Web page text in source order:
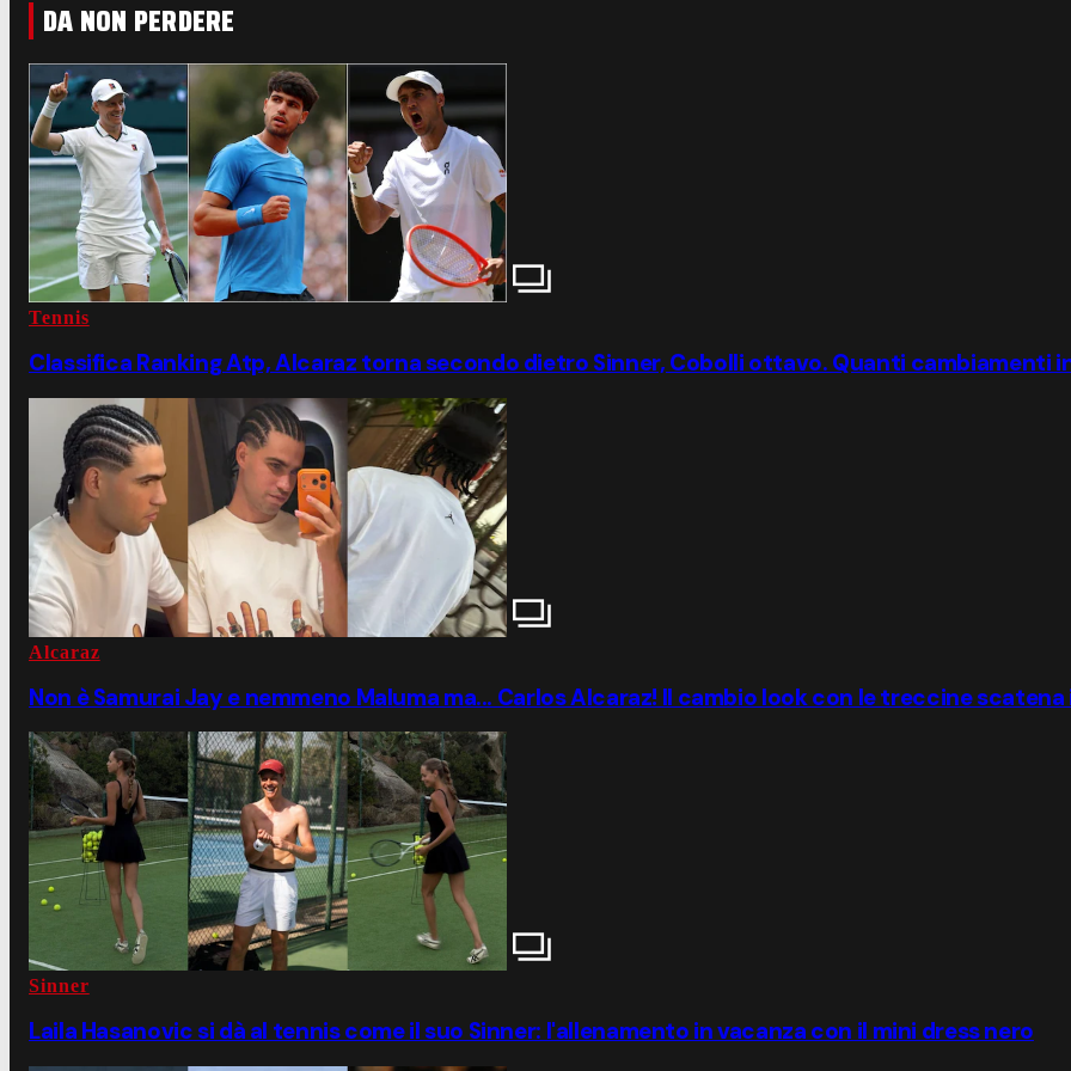
DA NON PERDERE
Tennis
Classifica Ranking Atp, Alcaraz torna secondo dietro Sinner, Cobolli ottavo. Quanti cambiamenti
Alcaraz
Non è Samurai Jay e nemmeno Maluma ma... Carlos Alcaraz! Il cambio look con le treccine scatena
Sinner
Laila Hasanovic si dà al tennis come il suo Sinner: l'allenamento in vacanza con il mini dress nero